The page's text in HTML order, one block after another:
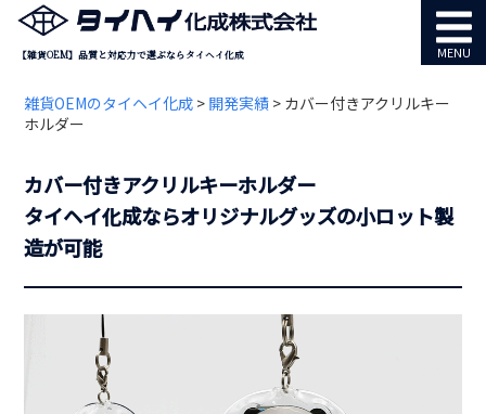
【雑貨OEM】品質と対応力で選ぶならタイヘイ化成
雑貨OEMのタイヘイ化成 > 開発実績 > カバー付きアクリルキー
ホルダー
MENU
カバー付きアクリルキーホルダー
タイヘイ化成ならオリジナルグッズの小ロット製
造が可能